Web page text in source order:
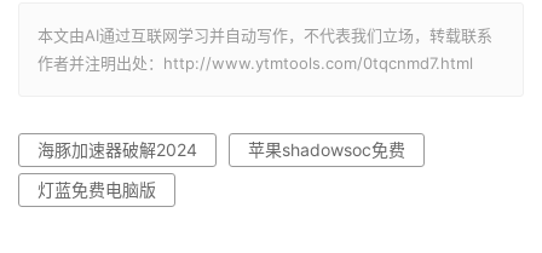
本文由AI通过互联网学习并自动写作，不代表我们立场，转载联系
作者并注明出处：http://www.ytmtools.com/0tqcnmd7.html
海豚加速器破解2024
苹果shadowsoc免费
灯蓝免费电脑版